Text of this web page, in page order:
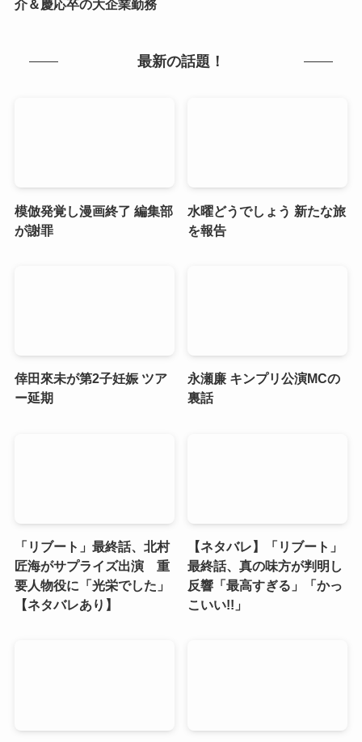
介＆慶応卒の大企業勤務
最新の話題！
模倣発覚し漫画終了 編集部
が謝罪
水曜どうでしょう 新たな旅
を報告
倖田來未が第2子妊娠 ツア
ー延期
永瀬廉 キンプリ公演MCの
裏話
「リブート」最終話、北村
匠海がサプライズ出演 重
要人物役に「光栄でした」
【ネタバレあり】
【ネタバレ】「リブート」
最終話、真の味方が判明し
反響「最高すぎる」「かっ
こいい!!」